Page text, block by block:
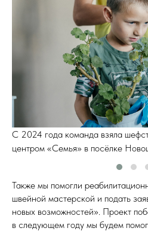
С 2024 года команда взяла
центром «Семья» в посёлке
Также мы помогли
швейной мастерской и подать
новых возможностей». Проект
в следующем году мы будем